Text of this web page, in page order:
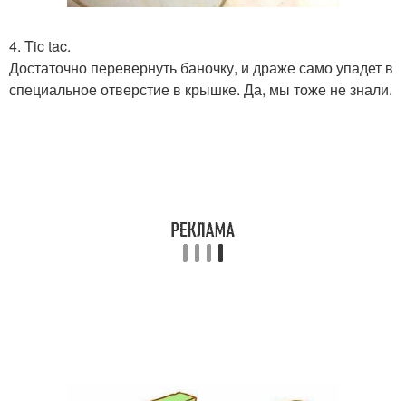
4. Tic tac.
Достаточно перевернуть баночку, и драже само упадет в
специальное отверстие в крышке. Да, мы тоже не знали.